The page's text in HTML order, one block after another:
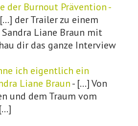
der Burnout Prävention -
der Trailer zu einem
Liane Braun mit
dir das ganze Interview
ich eigentlich ein
Liane Braun- […] Von
und dem Traum vom